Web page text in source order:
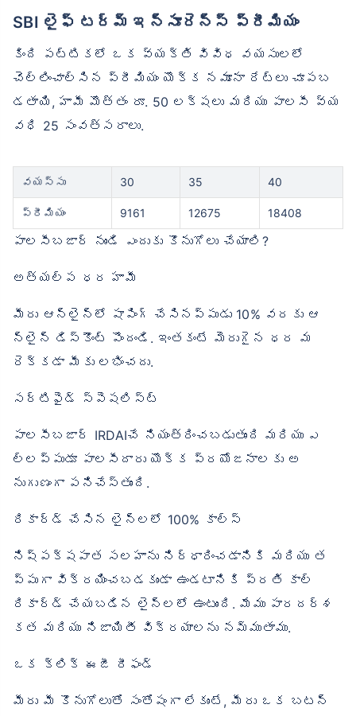
SBI లైఫ్ టర్మ్ ఇన్సూరెన్స్ ప్రీమియం
కింది పట్టికలో ఒక వ్యక్తి వివిధ వయసులలో
చెల్లించాల్సిన ప్రీమియం యొక్క నమూనా రేట్లు చూపబ
డతాయి, హామీ మొత్తం రూ. 50 లక్షలు మరియు పాలసీ వ్య
వధి 25 సంవత్సరాలు.
వయస్సు 30 35 40
ప్రీమియం 9161 12675 18408
పాలసీబజార్ నుండి ఎందుకు కొనుగోలు చేయాలి?
అత్యల్ప ధర హామీ
మీరు ఆన్‌లైన్‌లో షాపింగ్ చేసినప్పుడు 10% వరకు ఆ
న్‌లైన్ డిస్కౌంట్ పొందండి. ఇంతకంటే మెరుగైన ధర మ
రెక్కడా మీకు లభించదు.
సర్టిఫైడ్ స్పెషలిస్ట్
పాలసీబజార్ IRDAIచే నియంత్రించబడుతుంది మరియు ఎ
ల్లప్పుడూ పాలసీదారు యొక్క ప్రయోజనాలకు అ
నుగుణంగా పనిచేస్తుంది.
రికార్డ్ చేసిన లైన్లలో 100% కాల్స్
నిష్పక్షపాత సలహాను నిర్ధారించడానికి మరియు త
ప్పుగా విక్రయించబడకుండా ఉండటానికి ప్రతి కాల్
రికార్డ్ చేయబడిన లైన్‌లలో ఉంటుంది. మేము పారదర్శ
కత మరియు నిజాయితీ విక్రయాలను నమ్ముతాము.
ఒక క్లిక్ ఈజీ రీఫండ్
మీరు మీ కొనుగోలుతో సంతోషంగా లేకుంటే, మీరు ఒక బటన్